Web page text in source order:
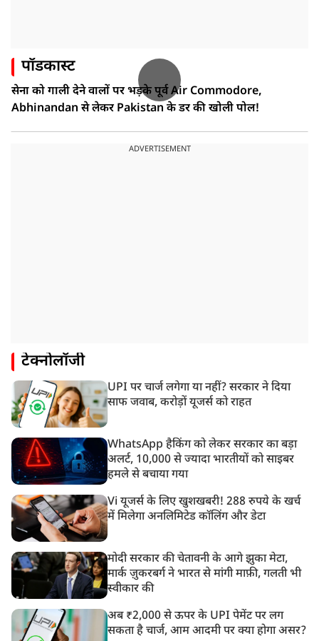
पॉडकास्ट
सेना को गाली देने वालों पर भड़के पूर्व Air Commodore,
Abhinandan से लेकर Pakistan के डर की खोली पोल!
ADVERTISEMENT
टेक्नोलॉजी
UPI पर चार्ज लगेगा या नहीं? सरकार ने दिया
साफ जवाब, करोड़ों यूजर्स को राहत
WhatsApp हैकिंग को लेकर सरकार का बड़ा
अलर्ट, 10,000 से ज्यादा भारतीयों को साइबर
हमले से बचाया गया
Vi यूजर्स के लिए खुशखबरी! 288 रुपये के खर्च
में मिलेगा अनलिमिटेड कॉलिंग और डेटा
मोदी सरकार की चेतावनी के आगे झुका मेटा,
मार्क ज़ुकरबर्ग ने भारत से मांगी माफ़ी, गलती भी
स्वीकार की
अब ₹2,000 से ऊपर के UPI पेमेंट पर लग
सकता है चार्ज, आम आदमी पर क्या होगा असर?